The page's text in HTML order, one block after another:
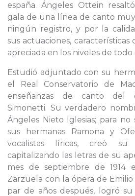
españa. Ángeles Ottein
gala de una línea de canto
ningún registro, y por la
sus actuaciones,
apreciada en los niveles de
Estudió adjuntado con su
el Real Conservatorio de
enseñanzas de canto del
Simonetti. Su verdadero
Ángeles Nieto Iglesias; para
sus hermanas Ramona y
vocalistas líricas, creó su
capitalizando las letras de su
mes de septiembre de 1914
Zarzuela con la ópera de
par de años después, logró